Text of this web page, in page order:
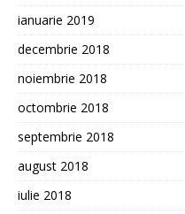
ianuarie 2019
decembrie 2018
noiembrie 2018
octombrie 2018
septembrie 2018
august 2018
iulie 2018